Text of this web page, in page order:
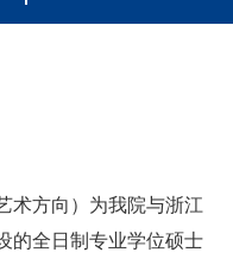
术方向）为我院与浙江
的全日制专业学位硕士